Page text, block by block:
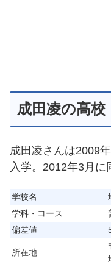
成田凌の高校
成田凌さんは2009
入学。2012年3月に
学校名
学科・コース
偏差値
所在地